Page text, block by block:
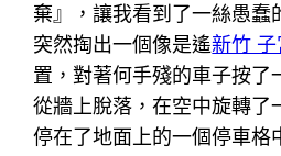
棄』，讓我看到了一絲愚蠢
突然掏出一個像是遙新竹
置，對著何手殘的車子按了
從牆上脫落，在空中旋轉了
停在了地面上的一個停車格